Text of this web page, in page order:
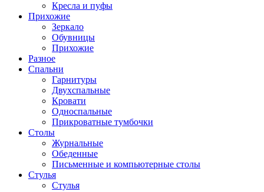
Кресла и пуфы
Прихожие
Зеркало
Обувницы
Прихожие
Разное
Спальни
Гарнитуры
Двухспальные
Кровати
Односпальные
Прикроватные тумбочки
Столы
Журнальные
Обеденные
Письменные и компьютерные столы
Стулья
Стулья